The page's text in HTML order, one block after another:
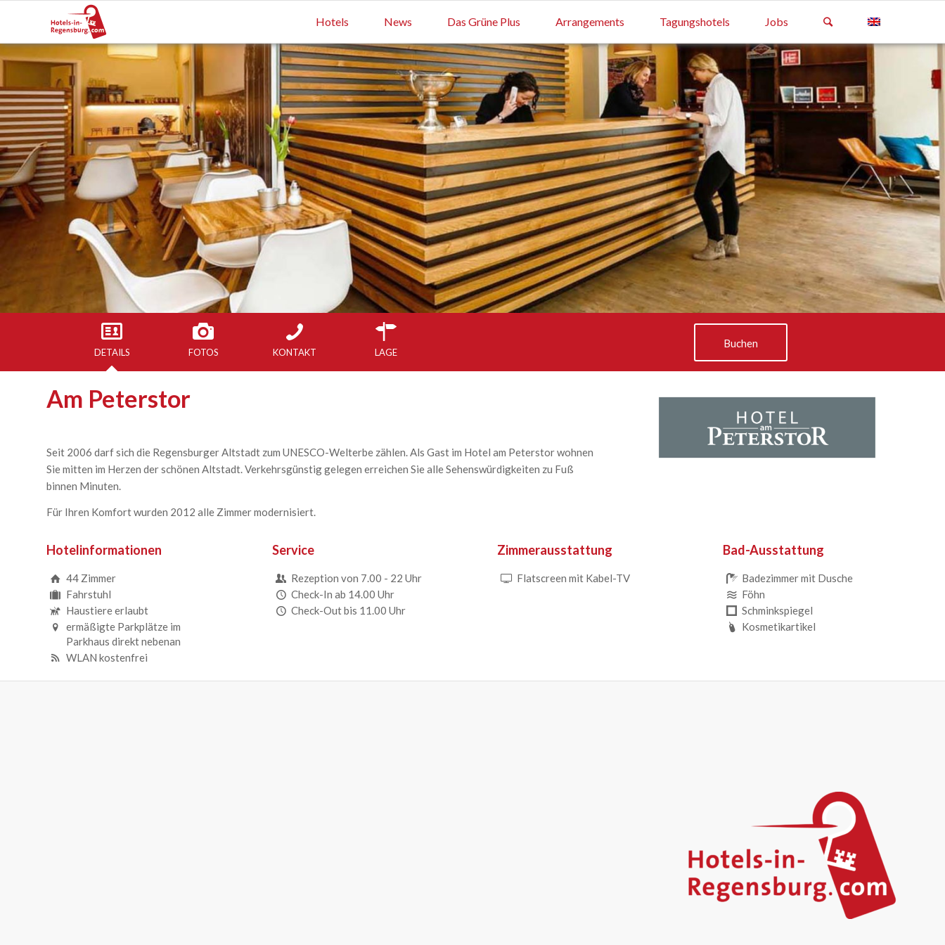
Hotels News Das Grüne Plus Arrangements Tagungshotels Jobs
Buchen
DETAILS FOTOS KONTAKT LAGE
Am Peterstor
Seit 2006 darf sich die Regensburger Altstadt zum UNESCO-Welterbe zählen. Als Gast im Hotel am Peterstor wohnen
Sie mitten im Herzen der schönen Altstadt. Verkehrsgünstig gelegen erreichen Sie alle Sehenswürdigkeiten zu Fuß
binnen Minuten.
Für Ihren Komfort wurden 2012 alle Zimmer modernisiert.
Hotelinformationen
44 Zimmer
Fahrstuhl
Haustiere erlaubt
ermäßigte Parkplätze im
Parkhaus direkt nebenan
WLAN kostenfrei
Service
Rezeption von 7.00 - 22 Uhr
Check-In ab 14.00 Uhr
Check-Out bis 11.00 Uhr
Zimmerausstattung
Flatscreen mit Kabel-TV
Bad-Ausstattung
Badezimmer mit Dusche
Föhn
Schminkspiegel
Kosmetikartikel